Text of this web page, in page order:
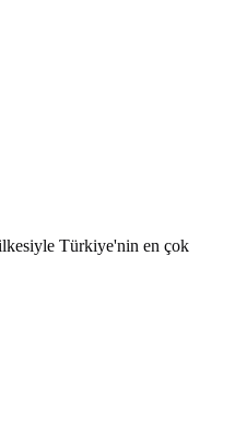
Türkiye'nin en çok